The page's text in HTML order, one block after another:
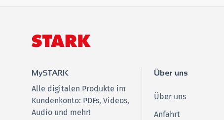
MySTARK
Alle digitalen Produkte im
Kundenkonto: PDFs, Videos,
Audio und mehr!
Über uns
Über uns
Anfahrt